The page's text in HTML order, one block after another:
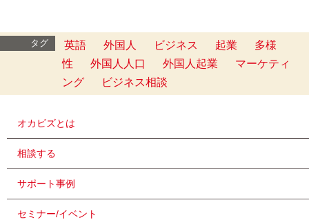
タグ 英語 外国人 ビジネス 起業
多様
性
外国人人口 外国人起業
マーケティ
ング
ビジネス相談
オカビズとは
相談する
サポート事例
セミナー/イベント